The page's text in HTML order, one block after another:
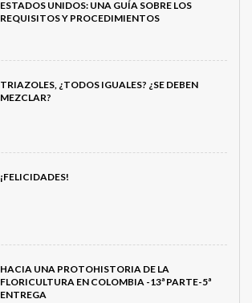
ESTADOS UNIDOS: UNA GUÍA SOBRE LOS
REQUISITOS Y PROCEDIMIENTOS
TRIAZOLES, ¿TODOS IGUALES? ¿SE DEBEN
MEZCLAR?
¡FELICIDADES!
HACIA UNA PROTOHISTORIA DE LA
FLORICULTURA EN COLOMBIA -13ª PARTE-5ª
ENTREGA